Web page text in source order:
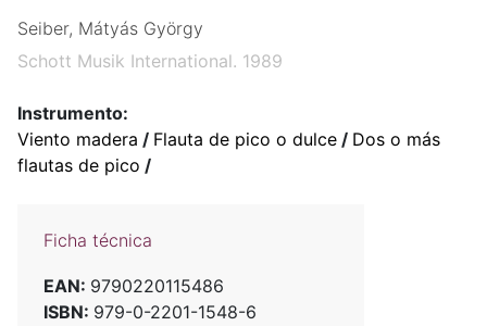
Seiber, Mátyás György
Schott Musik International. 1989
Instrumento:
Viento madera / Flauta de pico o dulce / Dos o más
flautas de pico /
Ficha técnica
EAN: 9790220115486
ISBN: 979-0-2201-1548-6